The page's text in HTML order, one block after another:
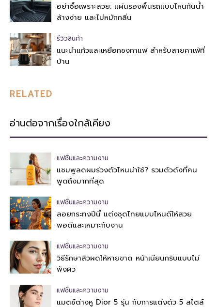
อย่าซื้อเพราะสวย: แผ่นรองพื้นรถแบบไหนกันน้ำ
ล้างง่าย และไม่หมักกลิ่น
รีวิวสินค้า
แนะนำแก้วและเหยือกชงกาแฟ สำหรับสายคาเฟ่ที่
บ้าน
RELATED
อ่านต่อจากเรื่องใกล้เคียง
แฟชั่นและความงาม
แชมพูลดผมร่วงตัวไหนน่าใช้? รวมตัวดังที่คน
พูดถึงมากที่สุด
แฟชั่นและความงาม
ลอยกระทงปีนี้ แต่งชุดไทยแบบไหนดีให้สวย
พอดีและเหมาะกับงาน
แฟชั่นและความงาม
วิธีรักษาสิวผดให้หายขาด หน้าเนียนกริบแบบไม่
พังผิว
แฟชั่นและความงาม
แมตช์ต่างหู Dior 5 รุ่น กับการแต่งตัว 5 สไตล์